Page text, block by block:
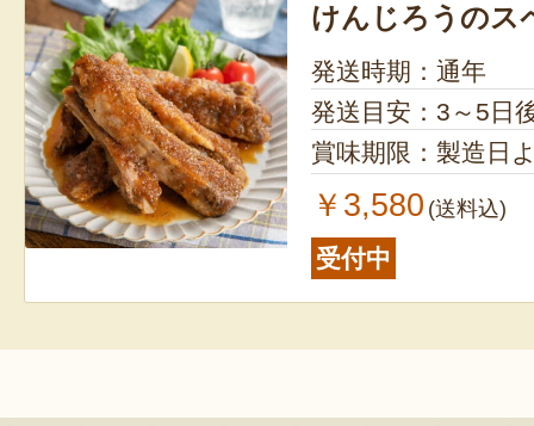
けんじろうのス
発送時期：通年
発送目安：3～5日
賞味期限：製造日
￥3,580 (送料込)
受付中